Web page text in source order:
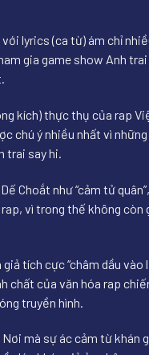
lyrics (ca từ) ám chỉ
gia game show Anh
kích) thực thụ của rap
chú ý nhiều nhất vì
trai say hi.
Choắt như “cảm tử
rap, vì trong thế không
tích cực “châm dầu
chất của văn hóa rap
truyền hình.
Nơi mà sự ác cảm từ